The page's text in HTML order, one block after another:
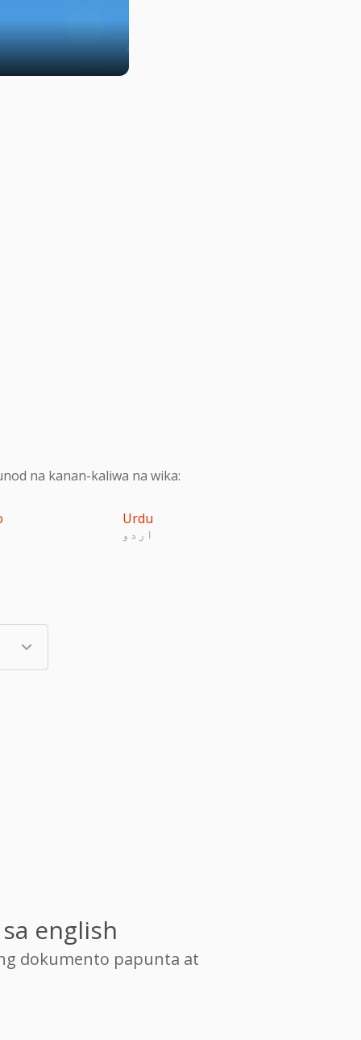
na kanan-kaliwa na wika:
Urdu
اردو
english
dokumento papunta at